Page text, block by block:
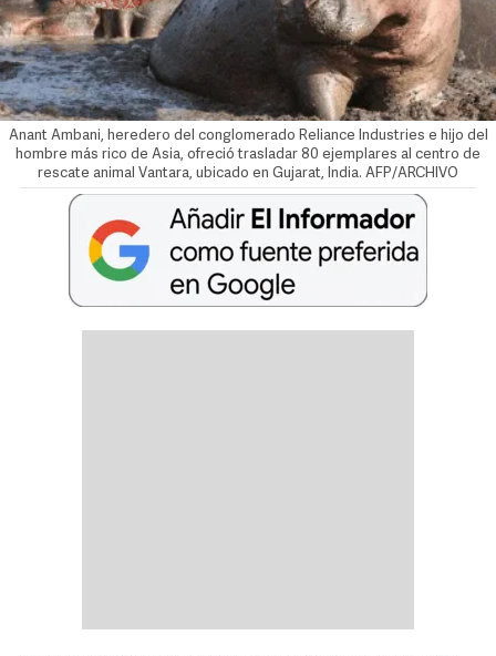
Anant Ambani, heredero del conglomerado Reliance Industries e hijo del
hombre más rico de Asia, ofreció trasladar 80 ejemplares al centro de
rescate animal Vantara, ubicado en Gujarat, India. AFP/ARCHIVO